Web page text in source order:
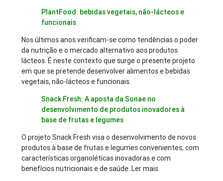
PlantFood: bebidas vegetais, não-lácteos e
funcionais
Nos últimos anos verificam-se como tendências o poder
da nutrição e o mercado alternativo aos produtos
lácteos. É neste contexto que surge o presente projeto
em que se pretende desenvolver alimentos e bebidas
vegetais, não-lácteos e funcionais.
Snack Fresh: A aposta da Sonae no
desenvolvimento de produtos inovadores à
base de frutas e legumes
O projeto Snack Fresh visa o desenvolvimento de novos
produtos à base de frutas e legumes convenientes, com
características organoléticas inovadoras e com
benefícios nutricionais e de saúde. Ler mais